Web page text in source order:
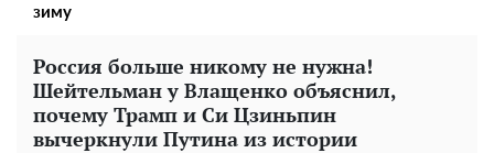
зиму
Россия больше никому не нужна!
Шейтельман у Влащенко объяснил,
почему Трамп и Си Цзиньпин
вычеркнули Путина из истории